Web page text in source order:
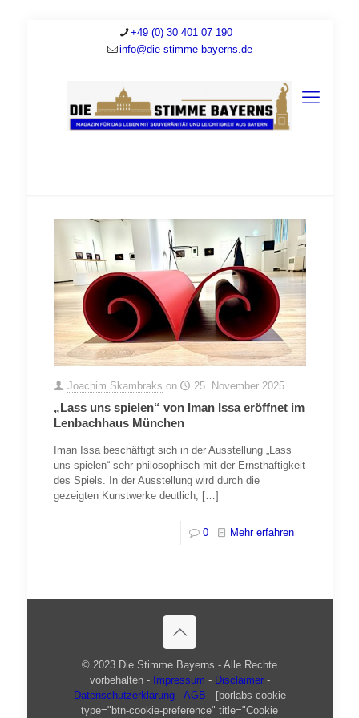
+49 (0) 30 401 07 190
info@die-stimme-bayerns.de
Joachim Skambraks on 25. November 2025
„Lass uns spielen“ von Iman Issa eröffnet im
Lenbachhaus München
Iman Issa beschäftigt sich in der Ausstellung „Lass
uns spielen“ sehr philosophisch mit der Ernsthaftigkeit
des Spiels. In der Ausstellung wird durch die
gezeigten Kunstwerke deutlich, […]
0 Mehr erfahren
© 2023 Die Stimme Bayerns - Alle Rechte
vorbehalten - Impressum - Disclaimer-
Datenschutzerklärung- AGB - [borlabs-cookie
type="btn-cookie-preference" title="Cookie